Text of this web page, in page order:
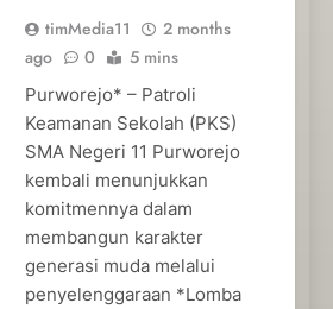
timMedia11
2 months
ago
0 5 mins
Purworejo* – Patroli
Keamanan Sekolah (PKS)
SMA Negeri 11 Purworejo
kembali menunjukkan
komitmennya dalam
membangun karakter
generasi muda melalui
penyelenggaraan *Lomba